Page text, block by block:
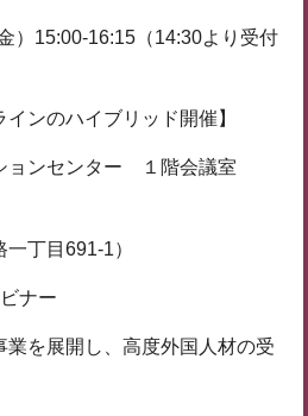
）15:00-16:15（14:30より受付
ンのハイブリッド開催】
ョンセンター １階会議室
目691-1）
ナー
業を展開し、高度外国人材の受